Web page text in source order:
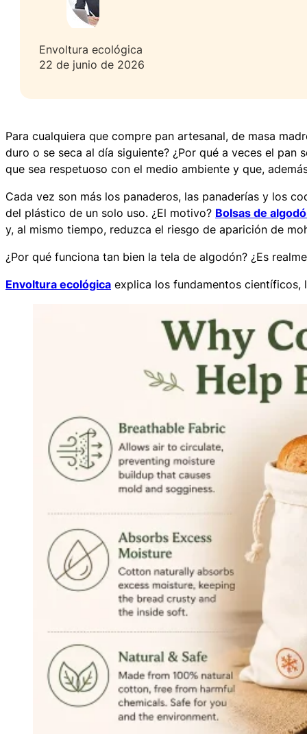
Envoltura ecológica
22 de junio de 2026
Para cualquiera que compre pan artesanal, de masa
duro o se seca al día siguiente? ¿Por qué a veces el
que sea respetuoso con el medio ambiente y que,
Cada vez son más los panaderos, las panaderías y los
del plástico de un solo uso. ¿El motivo? Bolsas de
y, al mismo tiempo, reduzca el riesgo de aparición de
¿Por qué funciona tan bien la tela de algodón? ¿Es
Envoltura ecológica explica los fundamentos científicos,